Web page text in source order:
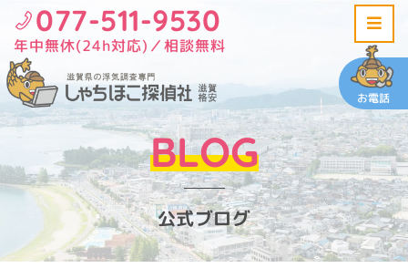
お電話
077-511-9530
年中無休(24h対応)／相談無料
BLOG
公式ブログ